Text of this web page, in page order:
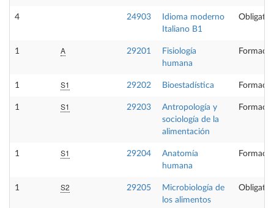
4 24903
Idioma moderno
Italiano B1
1 A 29201
Fisiología
humana
1 S1 29202 Bioestadística
1 S1 29203
Antropología y
sociología de la
alimentación
1 S1 29204
Anatomía
humana
1 S2 29205
Microbiología de
los alimentos